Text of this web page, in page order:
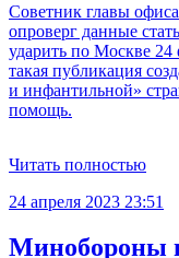
Советник главы
опроверг данные
ударить по Москве 24
такая публикация
и инфантильной»
помощь.
Читать полностью
24 апреля 2023 23:51
Минобороны